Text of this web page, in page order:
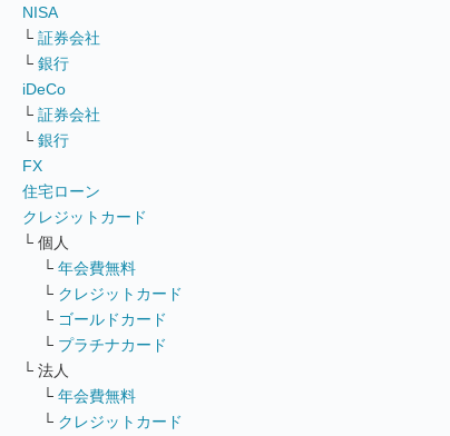
NISA
└ 証券会社
└ 銀行
iDeCo
└ 証券会社
└ 銀行
FX
住宅ローン
クレジットカード
└ 個人
└ 年会費無料
└ クレジットカード
└ ゴールドカード
└ プラチナカード
└ 法人
└ 年会費無料
└ クレジットカード